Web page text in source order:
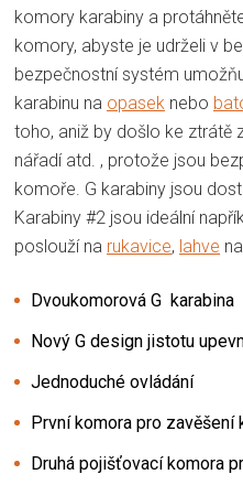
komory karabiny a
komory, abyste je udrželi v
bezpečnostní systém
karabinu na opasek nebo
toho, aniž by došlo ke ztrátě
nářadí atd. , protože jsou
komoře. G karabiny jsou
Karabiny #2 jsou ideální
poslouží na rukavice, lahve
Dvoukomorová G karabina
Nový G design jistotu
Jednoduché ovládání
První komora pro zavěšení
Druhá pojišťovací komora